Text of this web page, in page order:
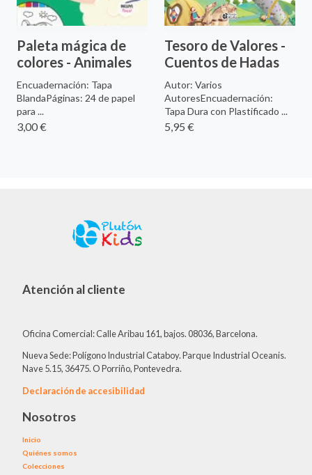
Paleta mágica de
colores - Animales
Encuadernación: Tapa
BlandaPáginas: 24 de papel
para ...
3,00 €
Tesoro de Valores -
Cuentos de Hadas
Autor: Varios
AutoresEncuadernación:
Tapa Dura con Plastificado ...
5,95 €
Atención al cliente
Oficina Comercial: Calle Aribau 161, bajos. 08036, Barcelona.
Nueva Sede: Polígono Industrial Cataboy. Parque Industrial Oceanis.
Nave 5.15, 36475. O Porriño, Pontevedra.
Declaración de accesibilidad
Nosotros
Inicio
Quiénes somos
Colecciones